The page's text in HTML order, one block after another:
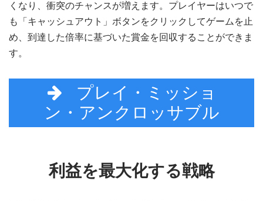
くなり、衝突のチャンスが増えます。プレイヤーはいつで
も「キャッシュアウト」ボタンをクリックしてゲームを止
め、到達した倍率に基づいた賞金を回収することができま
す。
プレイ・ミッショ
ン・アンクロッサブル
利益を最大化する戦略